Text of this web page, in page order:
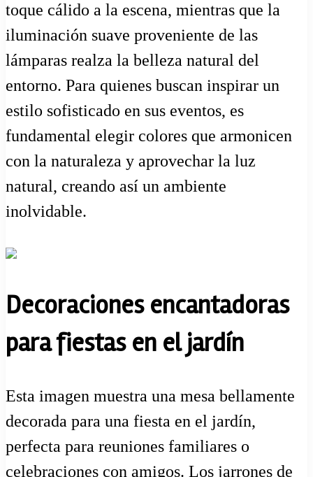
toque cálido a la escena, mientras que la
iluminación suave proveniente de las
lámparas realza la belleza natural del
entorno. Para quienes buscan inspirar un
estilo sofisticado en sus eventos, es
fundamental elegir colores que armonicen
con la naturaleza y aprovechar la luz
natural, creando así un ambiente
inolvidable.
Decoraciones encantadoras
para fiestas en el jardín
Esta imagen muestra una mesa bellamente
decorada para una fiesta en el jardín,
perfecta para reuniones familiares o
celebraciones con amigos. Los jarrones de